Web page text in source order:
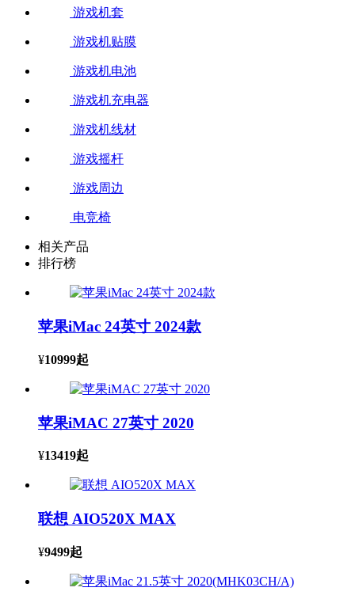
游戏机套
游戏机贴膜
游戏机电池
游戏机充电器
游戏机线材
游戏摇杆
游戏周边
电竞椅
相关产品
排行榜
苹果iMac 24英寸 2024款
¥10999起
苹果iMAC 27英寸 2020
¥13419起
联想 AIO520X MAX
¥9499起